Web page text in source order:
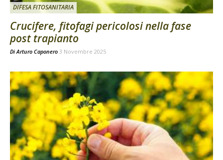
DIFESA FITOSANITARIA
Crucifere, fitofagi pericolosi nella fase
post trapianto
DiArturo Caponero 3 Novembre 2025